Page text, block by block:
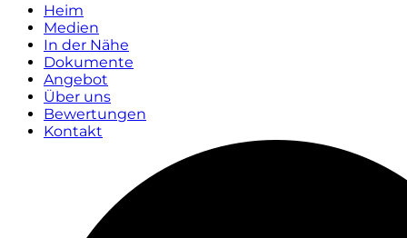
Heim
Medien
In der Nähe
Dokumente
Angebot
Über uns
Bewertungen
Kontakt